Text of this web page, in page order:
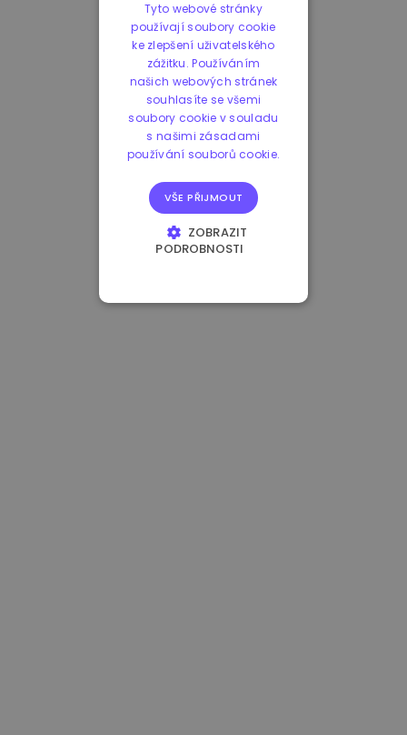
Tyto webové stránky
používají soubory cookie
ke zlepšení uživatelského
zážitku. Používáním
našich webových stránek
souhlasíte se všemi
soubory cookie v souladu
s našimi zásadami
používání souborů cookie.
VŠE PŘIJMOUT
ZOBRAZIT
PODROBNOSTI